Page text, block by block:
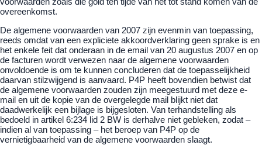
overeenkomst.
De algemene voorwaarden van 2007 zijn evenmin van toepassing,
reeds omdat van een expliciete akkoordverklaring geen sprake is en
het enkele feit dat onderaan in de email van 20 augustus 2007 en op
de facturen wordt verwezen naar de algemene voorwaarden
onvoldoende is om te kunnen concluderen dat de toepasselijkheid
daarvan stilzwijgend is aanvaard. P4P heeft bovendien betwist dat
de algemene voorwaarden zouden zijn meegestuurd met deze e-
mail en uit de kopie van de overgelegde mail blijkt niet dat
daadwerkelijk een bijlage is bijgesloten. Van terhandstelling als
bedoeld in artikel 6:234 lid 2 BW is derhalve niet gebleken, zodat –
indien al van toepassing – het beroep van P4P op de
vernietigbaarheid van de algemene voorwaarden slaagt.